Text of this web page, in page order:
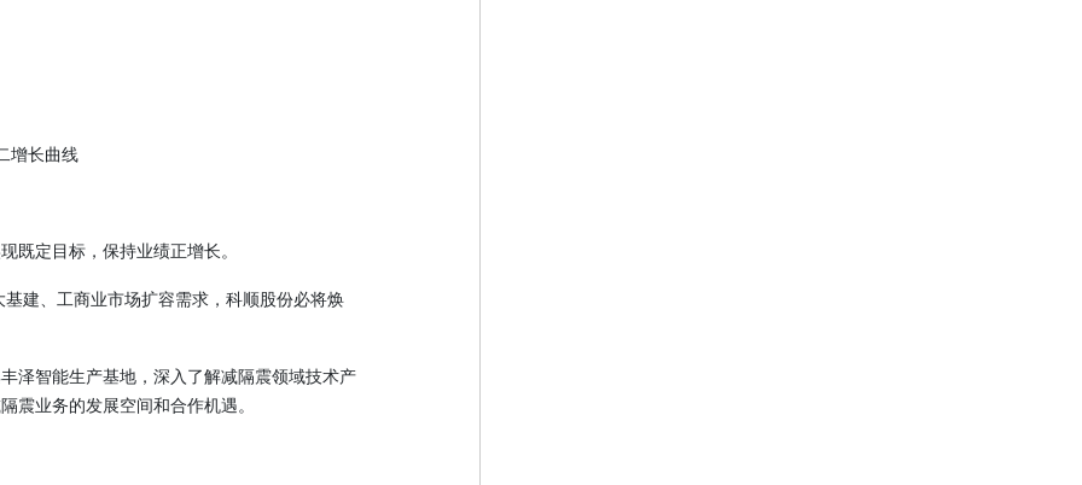
增长曲线
既定目标，保持业绩正增长。
建、工商业市场扩容需求，科顺股份必将焕
泽智能生产基地，深入了解减隔震领域技术产
震业务的发展空间和合作机遇。